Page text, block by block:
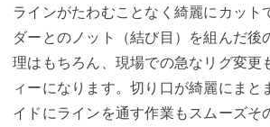
ラインがたわむことなく綺麗にカット
ダーとのノット（結び目）を組んだ後
理はもちろん、現場での急なリグ変更
ィーになります。切り口が綺麗にまと
イドにラインを通す作業もスムーズそ